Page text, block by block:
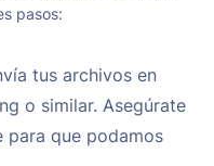
pasos:
tus archivos en
o similar. Asegúrate
para que podamos